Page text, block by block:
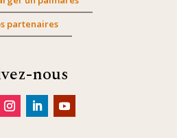
partenaires
nous